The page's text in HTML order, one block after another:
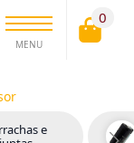
MENU
0
e